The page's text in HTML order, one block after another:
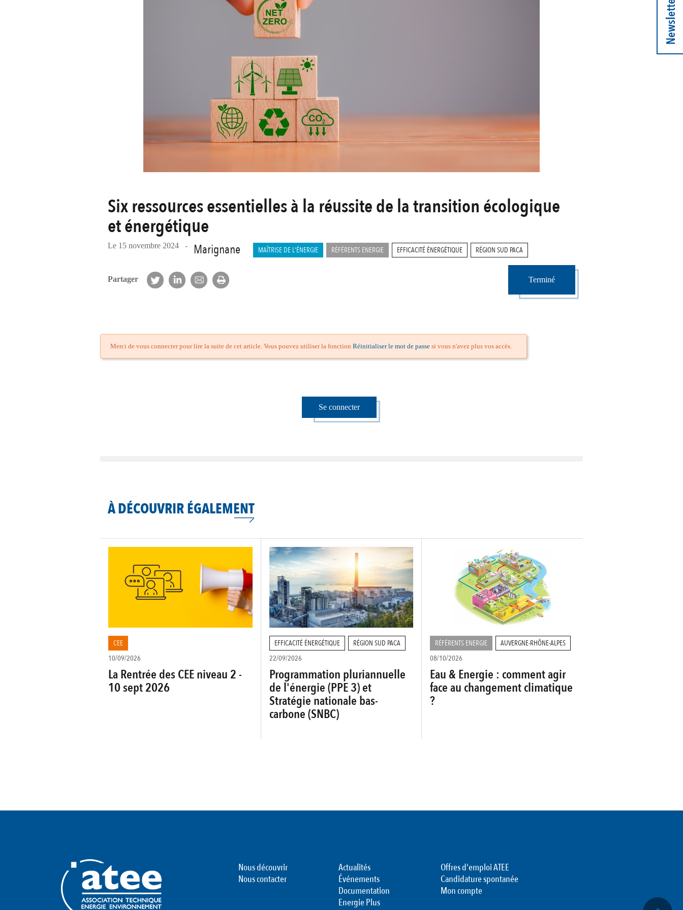
Six ressources essentielles à la réussite de la transition écologique
et énergétique
Le 15 novembre 2024 - Marignane MAÎTRISE DE L'ÉNERGIE RÉFÉRENTS ENERGIE EFFICACITÉ ÉNERGÉTIQUE RÉGION SUD PACA
Partager Terminé
Merci de vous connecter pour lire la suite de cet article. Vous pouvez utiliser la fonction Réinitialiser le mot de passe si vous n'avez plus vos accès.
Se connecter
À DÉCOUVRIR ÉGALEMENT
CEE
10/09/2026
La Rentrée des CEE niveau 2 -
10 sept 2026
EFFICACITÉ ÉNERGÉTIQUE
RÉGION SUD PACA
22/09/2026
Programmation pluriannuelle
de l'énergie (PPE 3) et
Stratégie nationale bas-
carbone (SNBC)
RÉFÉRENTS ENERGIE
AUVERGNE-RHÔNE-ALPES
08/10/2026
Eau & Energie : comment agir
face au changement climatique
?
Newsletter
Nous découvrir
Nous contacter
Actualités
Événements
Documentation
Energie Plus
Offres d'emploi ATEE
Candidature spontanée
Mon compte